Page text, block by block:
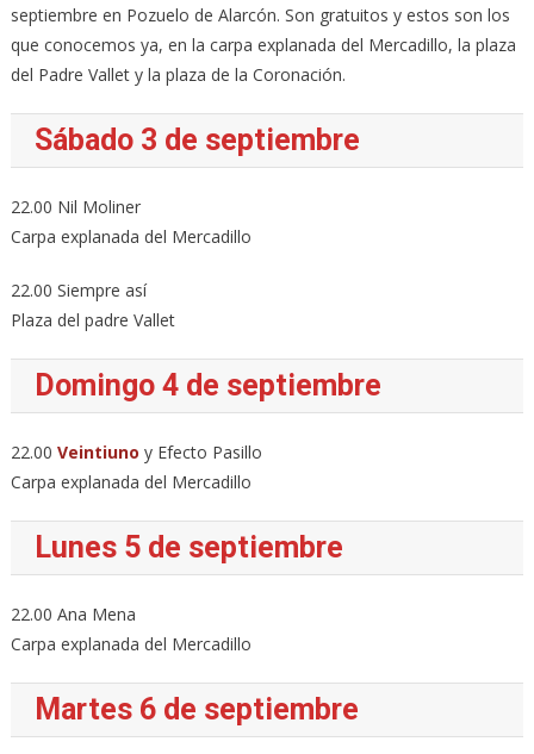
septiembre en Pozuelo de Alarcón. Son gratuitos y estos son los
que conocemos ya, en la carpa explanada del Mercadillo, la plaza
del Padre Vallet y la plaza de la Coronación.
Sábado 3 de septiembre
22.00 Nil Moliner
Carpa explanada del Mercadillo
22.00 Siempre así
Plaza del padre Vallet
Domingo 4 de septiembre
22.00 Veintiuno y Efecto Pasillo
Carpa explanada del Mercadillo
Lunes 5 de septiembre
22.00 Ana Mena
Carpa explanada del Mercadillo
Martes 6 de septiembre